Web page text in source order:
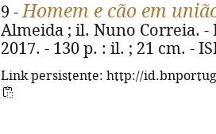
9 -Homem e cão em
Almeida ; il. Nuno Correia. -
2017. - 130 p. : il. ; 21 cm. -
Link persistente: http://